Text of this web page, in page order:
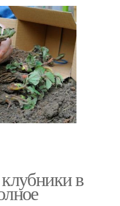
в